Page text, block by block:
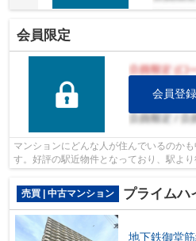
会員限定
会員登
マンションにどんな人が住んでいるのか
す。好評の駅近物件となっており、駅よ
売買 | 中古マンション
プライムハ
地下鉄御堂